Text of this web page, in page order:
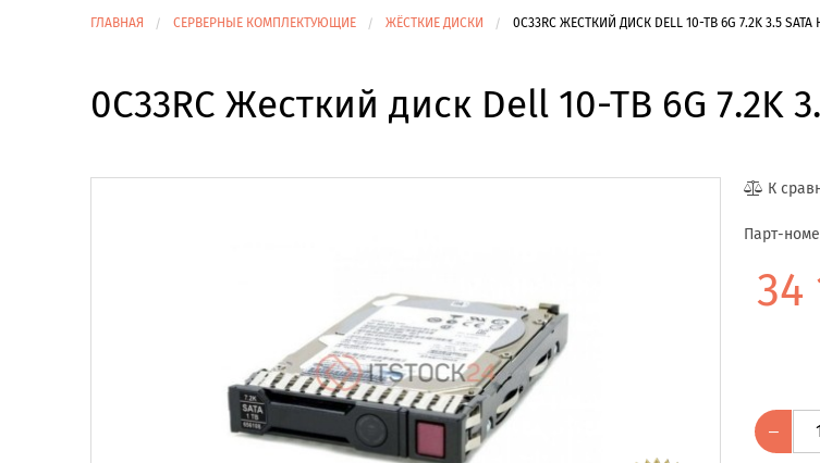
ГЛАВНАЯ СЕРВЕРНЫЕ КОМПЛЕКТУЮЩИЕ ЖЁСТКИЕ ДИСКИ 0C33RC ЖЕСТКИЙ ДИСК DELL 10-TB 6G 7.2K 3.5 SATA
0C33RC Жесткий диск Dell 10-TB 6G 7.2K
К
Парт-
34
–